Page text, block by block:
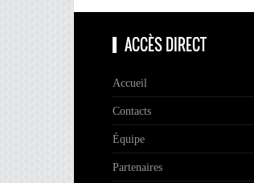
ACCÈS DIRECT
Accueil
Contacts
Équipe
Partenaires